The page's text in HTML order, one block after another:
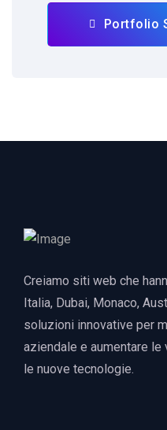
Portfolio
Creiamo siti web che
Italia, Dubai, Monaco,
soluzioni innovative per
aziendale e aumentare
le nuove tecnologie.